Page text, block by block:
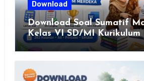
Download
Download Soal Sumatif
Kelas VI SD/MI Kurikulum